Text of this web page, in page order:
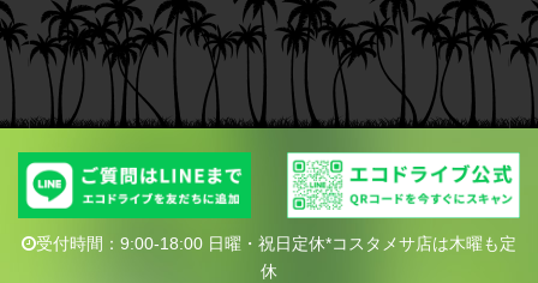
受付時間：9:00-18:00 日曜・祝日定休*コスタメサ店は木曜も定
休